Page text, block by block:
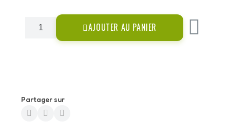
AJOUTER AU PANIER
Partager sur